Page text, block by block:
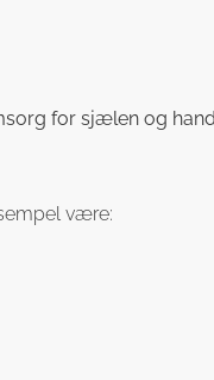
for sjælen og
være: